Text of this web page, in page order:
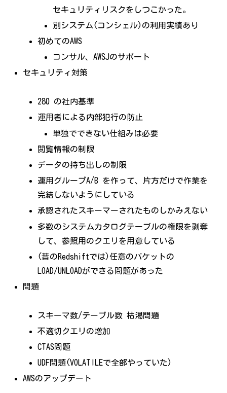
セキュリティリスクをしつこかった。
別システム(コンシェル)の利用実績あり
初めてのAWS
コンサル、AWSJのサポート
セキュリティ対策
280 の社内基準
運用者による内部犯行の防止
単独でできない仕組みは必要
閲覧情報の制限
データの持ち出しの制限
運用グループA/B を作って、片方だけで作業を
完結しないようにしている
承認されたスキーマーされたものしかみえない
多数のシステムカタログテーブルの権限を剥奪
して、参照用のクエリを用意している
(昔のRedshiftでは)任意のバケットの
LOAD/UNLOADができる問題があった
問題
スキーマ数/テーブル数 枯渇問題
不適切クエリの増加
CTAS問題
UDF問題(VOLATILEで全部やっていた)
AWSのアップデート